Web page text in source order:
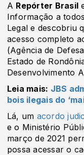
A Repórter Brasil
Informação a
Legal e descobriu
acesso completo
(Agência de
Estado de
Desenvolvimento
Leia mais: JBS
bois ilegais do
Lá, um acordo
e o Ministério
março de 2021
possa acessar o